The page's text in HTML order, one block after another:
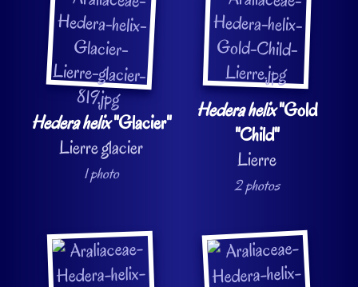
Hedera helix"Glacier"
Lierre glacier
1 photo
Hedera helix"Gold
"Child"
Lierre
2 photos